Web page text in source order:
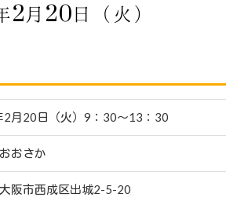
20日（火）
2月20日（火）9：30〜13：30
おさか
阪市西成区出城2-5-20